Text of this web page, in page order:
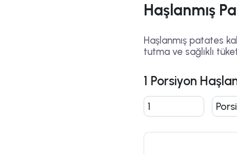
Haşlanmış
Haşlanmış patates
tutma ve sağlıklı
1 Porsiyon